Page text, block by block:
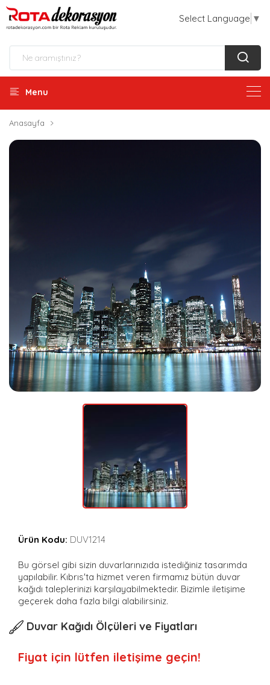
Select Language ▼
Menu
Anasayfa
Ürün Kodu: DUV1214
Bu görsel gibi sizin duvarlarınızıda istediğiniz tasarımda
yapılabilir. Kıbrıs'ta hizmet veren firmamız bütün duvar
kağıdı taleplerinizi karşılayabilmektedir. Bizimle iletişime
geçerek daha fazla bilgi alabilirsiniz.
Duvar Kağıdı Ölçüleri ve Fiyatları
Fiyat için lütfen iletişime geçin!